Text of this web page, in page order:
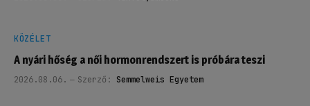
KÖZÉLET
A nyári hőség a női hormonrendszert is próbára teszi
2026.08.06. Szerző: Semmelweis Egyetem